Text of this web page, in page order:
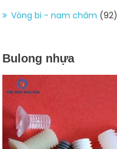
Vòng bi - nam châm (92)
Bulong nhựa